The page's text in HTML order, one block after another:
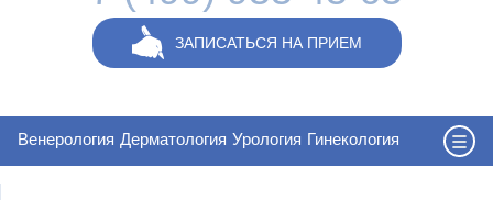
ЗАПИСАТЬСЯ НА ПРИЕМ
Венерология Дерматология Урология Гинекология